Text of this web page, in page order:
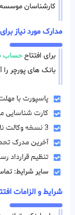
کارشناسان
مدارک مورد نیاز
برای افتتاححساب
بانک های پورچر را
پاسپورت با مهلت حداقل 6
کارت شناسایی
3 نسخه وکالت نامه محضری
آخرین مدرک
تنظیم قرارداد
سایر شرایط:
شرایط و الزامات